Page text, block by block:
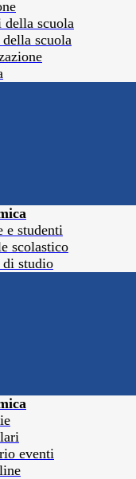
della scuola
scuola
e studenti
scolastico
di studio
eventi